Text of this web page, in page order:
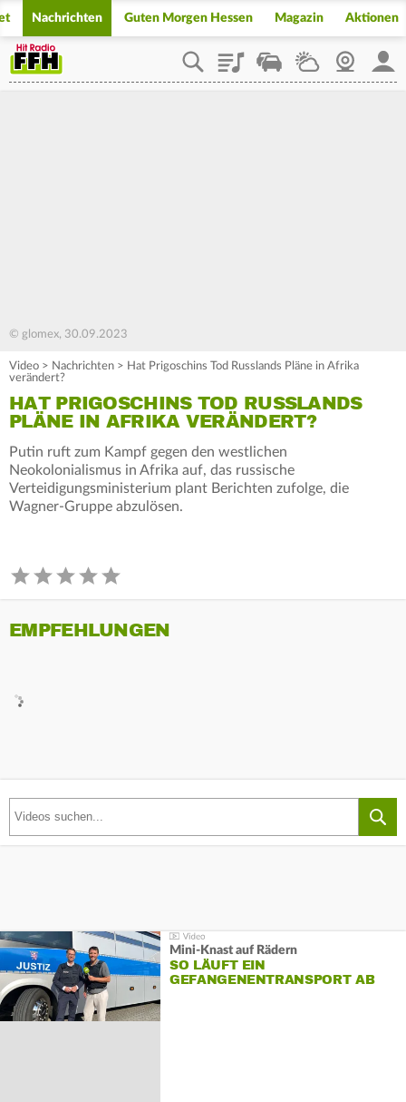
Nachrichten Guten Morgen Hessen Magazin Aktionen
PlaylistStaupilotWetterWebcam
© glomex, 30.09.2023
Video > Nachrichten > Hat Prigoschins Tod Russlands Pläne in Afrika
verändert?
HAT PRIGOSCHINS TOD RUSSLANDS
PLÄNE IN AFRIKA VERÄNDERT?
Putin ruft zum Kampf gegen den westlichen
Neokolonialismus in Afrika auf, das russische
Verteidigungsministerium plant Berichten zufolge, die
Wagner-Gruppe abzulösen.
EMPFEHLUNGEN
Mini-Knast auf Rädern
SO LÄUFT EIN
GEFANGENENTRANSPORT AB